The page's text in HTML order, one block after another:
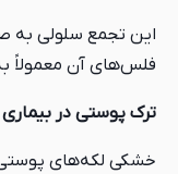
این تجمع سلولی به
فلس‌های آن معمولاً
ترک پوستی در
خشکی لکه‌های